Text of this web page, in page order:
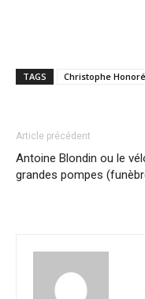
TAGS Christophe Honoré
Article précédent
Antoine Blondin ou le
grandes pompes